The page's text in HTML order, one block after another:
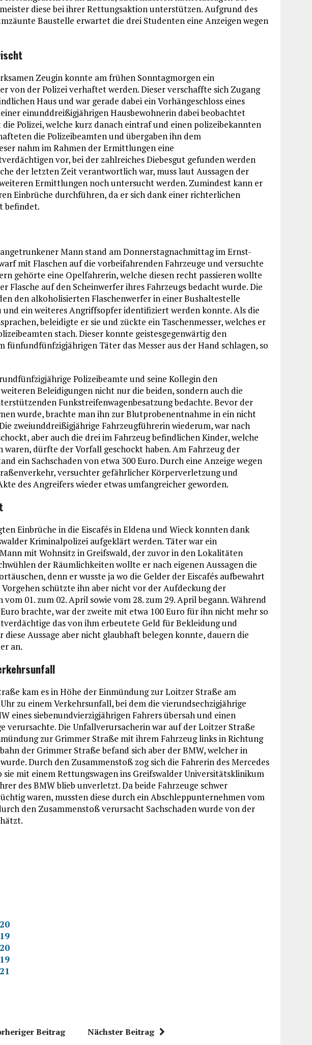
diese bei ihrer Rettungsaktion unterstützen. Aufgrund des
Baustelle erwartet die drei Studenten eine Anzeigen wegen
Zeugin konnte am frühen Sonntagmorgen ein
von der Polizei verhaftet werden. Dieser verschaffte sich Zugang
Haus und war gerade dabei ein Vorhängeschloss eines
einunddreißigjährigen Hausbewohnerin dabei beobachtet
Polizei, welche kurz danach eintraf und einen polizeibekannten
die Polizeibeamten und übergaben ihn dem
nahm im Rahmen der Ermittlungen eine
vor, bei der zahlreiches Diebesgut gefunden werden
der letzten Zeit verantwortlich war, muss laut Aussagen der
Ermittlungen noch untersucht werden. Zumindest kann er
Einbrüche durchführen, da er sich dank einer richterlichen
befindet.
Mann stand am Donnerstagnachmittag im Ernst-
mit Flaschen auf die vorbeifahrenden Fahrzeuge und versuchte
gehörte eine Opelfahrerin, welche diesen recht passieren wollte
Flasche auf den Scheinwerfer ihres Fahrzeugs bedacht wurde. Die
den alkoholisierten Flaschenwerfer in einer Bushaltestelle
und ein weiteres Angriffsopfer identifiziert werden konnte. Als die
beleidigte er sie und zückte ein Taschenmesser, welches er
stach. Dieser konnte geistesgegenwärtig den
fünfundfünfzigjährigen Täter das Messer aus der Hand schlagen, so
Polizeibeamte und seine Kollegin den
Beleidigungen nicht nur die beiden, sondern auch die
Funkstreifenwagenbesatzung bedachte. Bevor der
wurde, brachte man ihn zur Blutprobenentnahme in ein nicht
zweiunddreißigjährige Fahrzeugführerin wiederum, war nach
aber auch die drei im Fahrzeug befindlichen Kinder, welche
waren, dürfte der Vorfall geschockt haben. Am Fahrzeug der
ein Sachschaden von etwa 300 Euro. Durch eine Anzeige wegen
versuchter gefährlicher Körperverletzung und
des Angreifers wieder etwas umfangreicher geworden.
Einbrüche in die Eiscafés in Eldena und Wieck konnten dank
Kriminalpolizei aufgeklärt werden. Täter war ein
mit Wohnsitz in Greifswald, der zuvor in den Lokalitäten
der Räumlichkeiten wollte er nach eigenen Aussagen die
denn er wusste ja wo die Gelder der Eiscafés aufbewahrt
schützte ihn aber nicht vor der Aufdeckung der
01. zum 02. April sowie vom 28. zum 29. April begann. Während
brachte, war der zweite mit etwa 100 Euro für ihn nicht mehr so
das von ihm erbeutete Geld für Bekleidung und
diese Aussage aber nicht glaubhaft belegen konnte, dauern die
an.
kam es in Höhe der Einmündung zur Loitzer Straße am
zu einem Verkehrsunfall, bei dem die vierundsechzigjährige
eines siebenundvierzigjährigen Fahrers übersah und einen
verursachte. Die Unfallverursacherin war auf der Loitzer Straße
zur Grimmer Straße mit ihrem Fahrzeug links in Richtung
der Grimmer Straße befand sich aber der BMW, welcher in
Durch den Zusammenstoß zog sich die Fahrerin des Mercedes
mit einem Rettungswagen ins Greifswalder Universitätsklinikum
des BMW blieb unverletzt. Da beide Fahrzeuge schwer
waren, mussten diese durch ein Abschleppunternehmen vom
den Zusammenstoß verursacht Sachschaden wurde von der
Beitrag Nächster Beitrag